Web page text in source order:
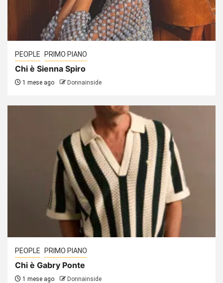
PEOPLE PRIMO PIANO
Chi è Sienna Spiro
1 mese ago Donnainside
PEOPLE PRIMO PIANO
Chi è Gabry Ponte
1 mese ago Donnainside